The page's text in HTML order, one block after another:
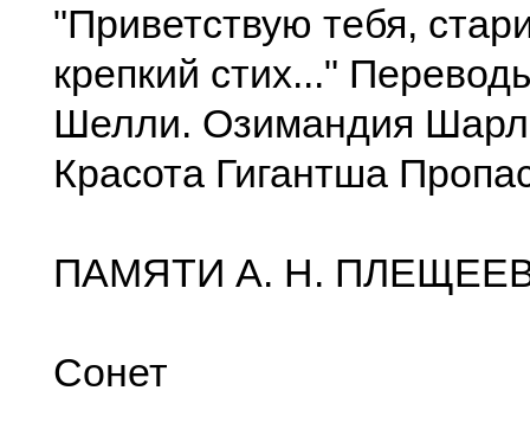
"Приветствую тебя,
крепкий стих..."
Шелли. Озимандия
Красота Гигантша
ПАМЯТИ А. Н.
Сонет